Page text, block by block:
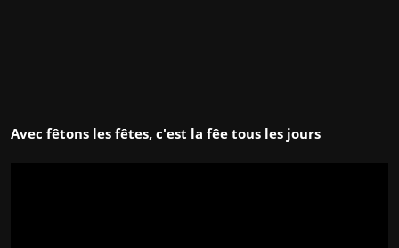
Avec fêtons les fêtes, c'est la fêe tous les jours